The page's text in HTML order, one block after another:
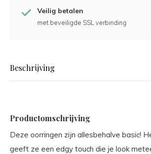
Veilig betalen
met beveiligde SSL verbinding
Beschrijving
Productomschrijving
Deze oorringen zijn allesbehalve basic!
geeft ze een edgy touch die je look